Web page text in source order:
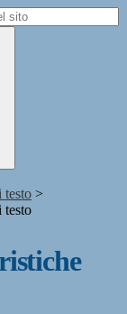
testo >
testo